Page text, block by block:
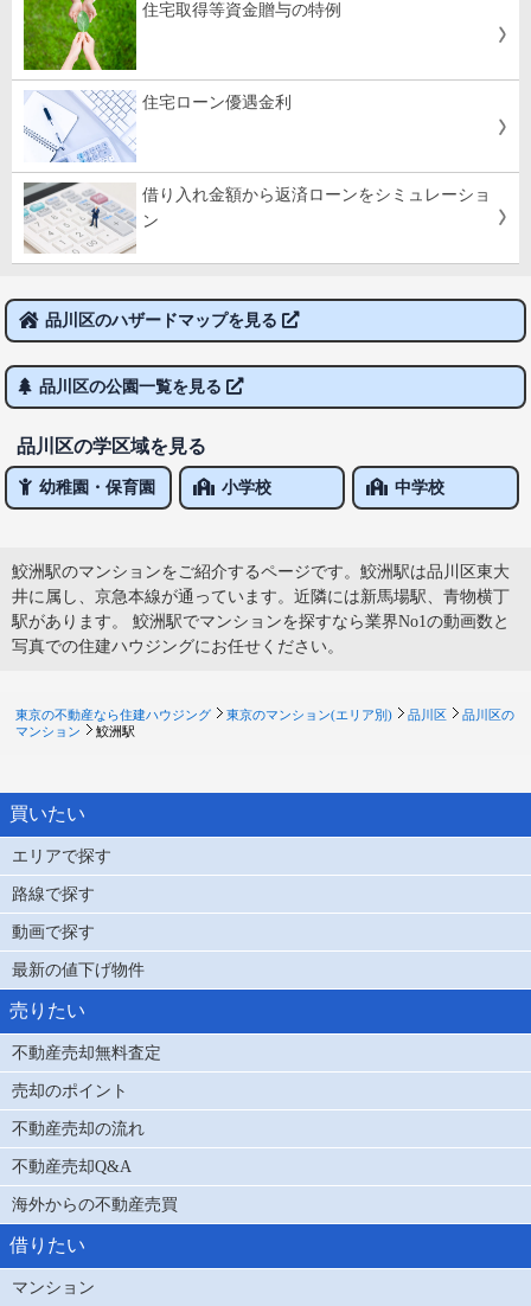
住宅取得等資金贈与の特例
住宅ローン優遇金利
借り入れ金額から返済ローンをシミュレーショ
ン
品川区のハザードマップを見る
品川区の公園一覧を見る
品川区の学区域を見る
幼稚園・保育園 小学校 中学校
鮫洲駅のマンションをご紹介するページです。鮫洲駅は品川区東大
井に属し、京急本線が通っています。近隣には新馬場駅、青物横丁
駅があります。 鮫洲駅でマンションを探すなら業界No1の動画数と
写真での住建ハウジングにお任せください。
東京の不動産なら住建ハウジング 東京のマンション(エリア別) 品川区
品川区の
マンション
鮫洲駅
買いたい
エリアで探す
路線で探す
動画で探す
最新の値下げ物件
売りたい
不動産売却無料査定
売却のポイント
不動産売却の流れ
不動産売却Q&A
海外からの不動産売買
借りたい
マンション